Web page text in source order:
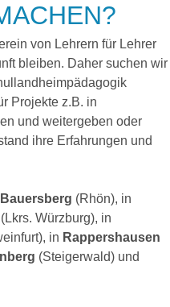
von Lehrern für Lehrer
bleiben. Daher suchen wir
Projekte z.B. in
und weitergeben oder
ihre Erfahrungen und
Bauersberg (Rhön), in
(Lkrs. Würzburg), in
in Rappershausen
(Steigerwald) und